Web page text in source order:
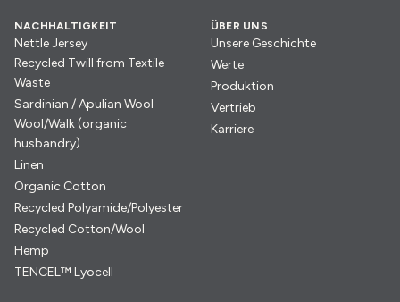
NACHHALTIGKEIT
Nettle Jersey
Recycled Twill from Textile
Waste
Sardinian / Apulian Wool
Wool/Walk (organic
husbandry)
Linen
Organic Cotton
Recycled Polyamide/Polyester
Recycled Cotton/Wool
Hemp
TENCEL™ Lyocell
ÜBER UNS
Unsere Geschichte
Werte
Produktion
Vertrieb
Karriere